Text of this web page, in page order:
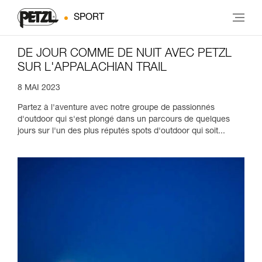
SPORT
DE JOUR COMME DE NUIT AVEC PETZL
SUR L'APPALACHIAN TRAIL
8 MAI 2023
Partez à l'aventure avec notre groupe de passionnés
d'outdoor qui s'est plongé dans un parcours de quelques
jours sur l'un des plus réputés spots d'outdoor qui soit...